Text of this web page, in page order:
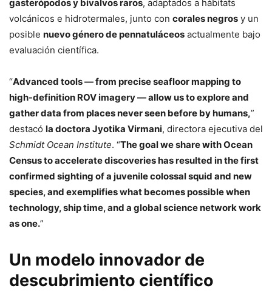
gasterópodos y bivalvos raros, adaptados a hábitats
volcánicos e hidrotermales, junto con corales negros y un
posible nuevo género de pennatuláceos actualmente bajo
evaluación científica.
“Advanced tools — from precise seafloor mapping to
high-definition ROV imagery — allow us to explore and
gather data from places never seen before by humans,”
destacó la doctora Jyotika Virmani, directora ejecutiva del
Schmidt Ocean Institute. “The goal we share with Ocean
Census to accelerate discoveries has resulted in the first
confirmed sighting of a juvenile colossal squid and new
species, and exemplifies what becomes possible when
technology, ship time, and a global science network work
as one.”
Un modelo innovador de
descubrimiento científico